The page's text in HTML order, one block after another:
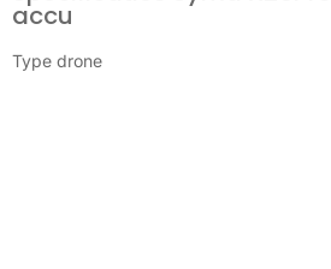
accu
Type drone